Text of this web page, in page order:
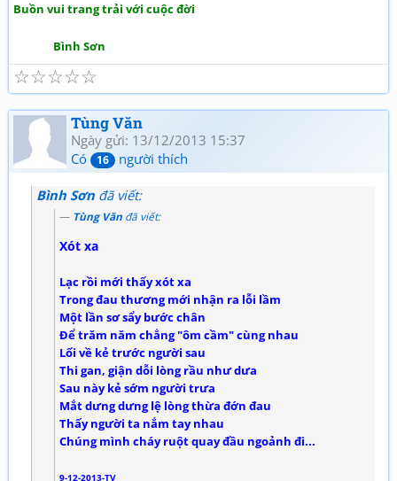
Buồn vui trang trải với cuộc đời
Bình Sơn
☆
☆
☆
☆
☆
Tùng Văn
Ngày gửi: 13/12/2013 15:37
Có
16 người thích
Bình Sơn đã viết:
Tùng Văn đã viết:
Xót xa
Lạc rồi mới thấy xót xa
Trong đau thương mới nhận ra lỗi lầm
Một lần sơ sẩy bước chân
Để trăm năm chẳng "ôm cầm" cùng nhau
Lối về kẻ trước người sau
Thi gan, giận dỗi lòng rầu như dưa
Sau này kẻ sớm người trưa
Mắt dưng dưng lệ lòng thừa đớn đau
Thấy người ta nắm tay nhau
Chúng mình cháy ruột quay đầu ngoảnh đi...
9-12-2013-TV